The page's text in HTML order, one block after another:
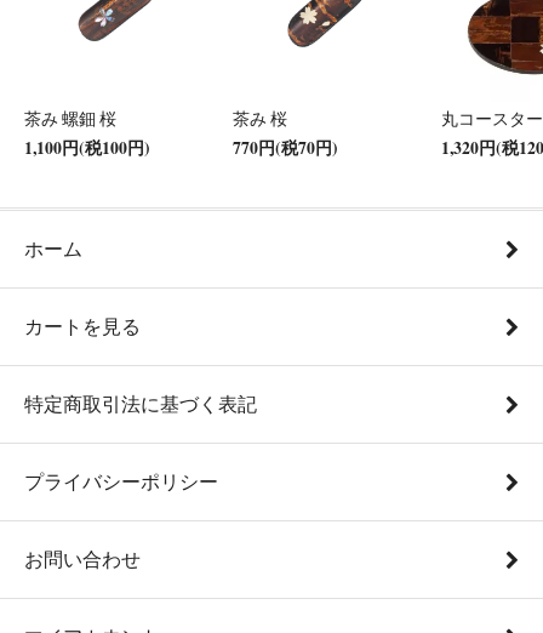
茶み 螺鈿 桜
1,100円(税100円)
茶み 桜
770円(税70円)
丸コースタ
1,320円(税
ホーム
カートを見る
特定商取引法に基づく表記
プライバシーポリシー
お問い合わせ